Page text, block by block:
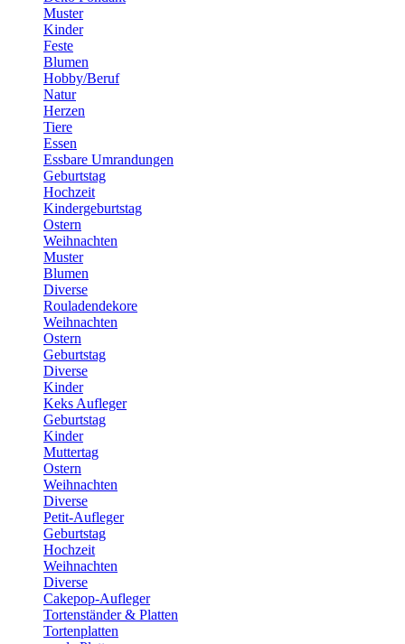
Muster
Kinder
Feste
Blumen
Hobby/Beruf
Natur
Herzen
Tiere
Essen
Essbare Umrandungen
Geburtstag
Hochzeit
Kindergeburtstag
Ostern
Weihnachten
Muster
Blumen
Diverse
Rouladendekore
Weihnachten
Ostern
Geburtstag
Diverse
Kinder
Keks Aufleger
Geburtstag
Kinder
Muttertag
Ostern
Weihnachten
Diverse
Petit-Aufleger
Geburtstag
Hochzeit
Weihnachten
Diverse
Cakepop-Aufleger
Tortenständer & Platten
Tortenplatten